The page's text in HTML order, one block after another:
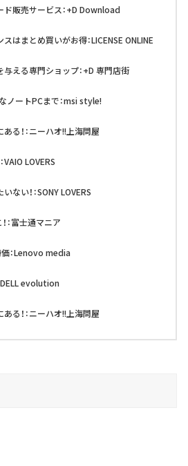
ド販売サービス：+D Download
はまとめ買いがお得：LICENSE ONLINE
える専門ショップ：+D 専門店街
ノートPCまで：msi style!
る！：ニーハオ!!上海問屋
LOVERS
ない！：SONY LOVERS
：富士通マニア
：Lenovo media
DELL evolution
る！：ニーハオ!!上海問屋